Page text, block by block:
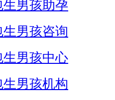
男孩助孕
男孩咨询
男孩中心
男孩机构